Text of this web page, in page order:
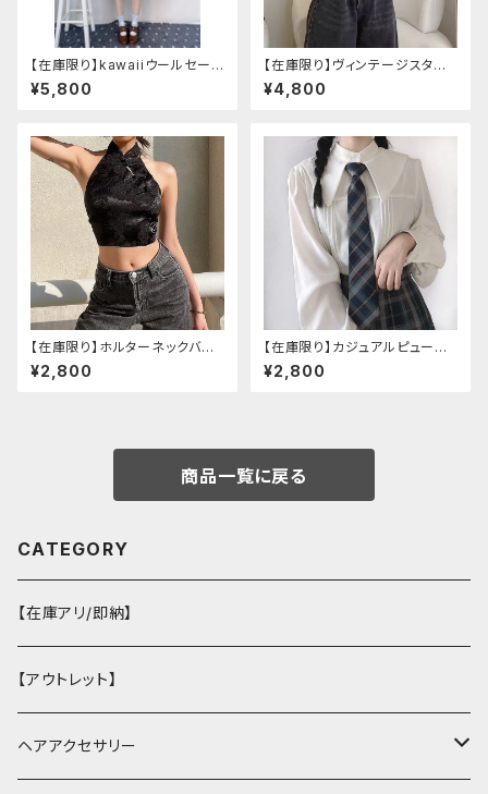
【在庫限り】kawaiiウールセーラ
ージャケット(胸元リボン付き) M
サイズ
¥5,800
【在庫限り】ヴィンテージスタイ
ルバックルベルトシャツ
¥4,800
【在庫限り】ホルターネックバッ
クリボンチャイナシャツ
¥2,800
【在庫限り】カジュアルピューリ
タンカラープレッピーブラウス
¥2,800
商品一覧に戻る
CATEGORY
【在庫アリ/即納】
【アウトレット】
ヘアアクセサリー